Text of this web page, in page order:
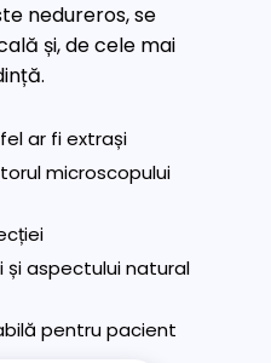
nedureros, se
și, de cele mai
ar fi extrași
microscopului
aspectului natural
pentru pacient